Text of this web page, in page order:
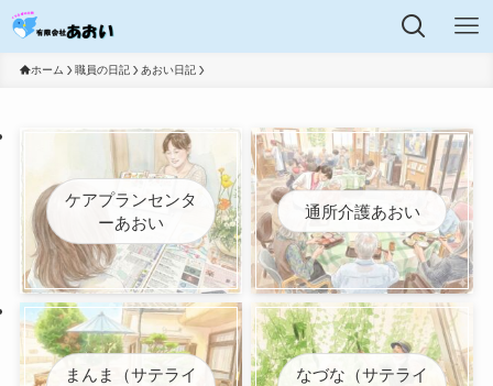
ホーム 職員の日記 あおい日記
ケアプランセンタ
ーあおい
通所介護あおい
まんま（サテライ
なづな（サテライ